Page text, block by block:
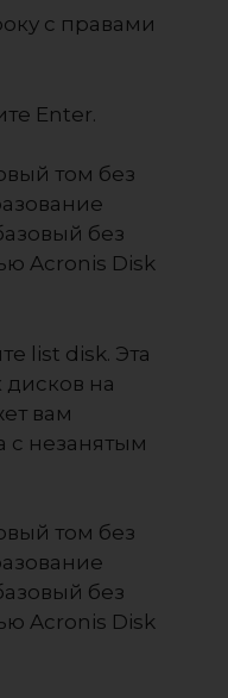
с правами
Enter.
list disk. Эта
на
вам
с незанятым